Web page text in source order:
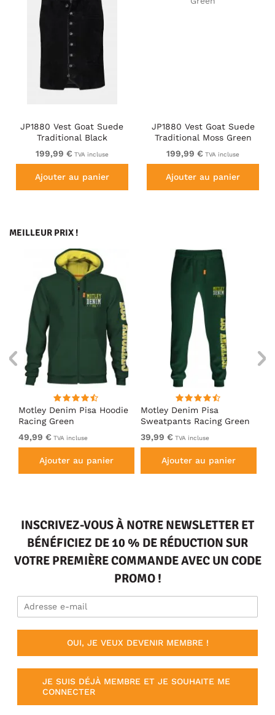
JP1880 Vest Goat Suede
Traditional Black
199,99 € TVA incluse
Ajouter au panier
JP1880 Vest Goat Suede
Traditional Moss Green
199,99 € TVA incluse
Ajouter au panier
MEILLEUR PRIX !
Motley Denim Pisa Hoodie
Racing Green
49,99 € TVA incluse
Ajouter au panier
Motley Denim Pisa
Sweatpants Racing Green
39,99 € TVA incluse
Ajouter au panier
INSCRIVEZ-VOUS À NOTRE NEWSLETTER ET
BÉNÉFICIEZ DE 10 % DE RÉDUCTION SUR
VOTRE PREMIÈRE COMMANDE AVEC UN CODE
PROMO !
OUI, JE VEUX DEVENIR MEMBRE !
JE SUIS DÉJÀ MEMBRE ET JE SOUHAITE ME
CONNECTER